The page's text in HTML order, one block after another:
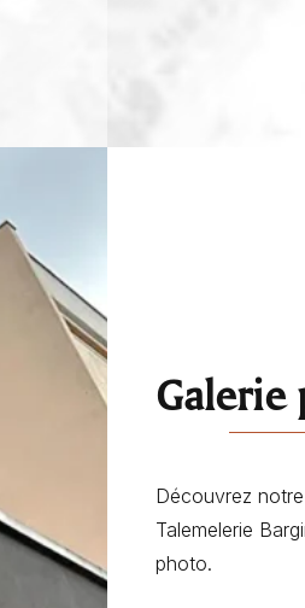
Galerie
Découvrez
Talemelerie
photo.